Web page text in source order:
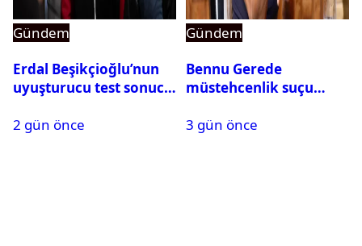
Gündem
Erdal Beşikçioğlu’nun
uyuşturucu test sonucu
2 gün önce
Gündem
Bennu Gerede
müstehcenlik suçu
alındı
3 gün önce